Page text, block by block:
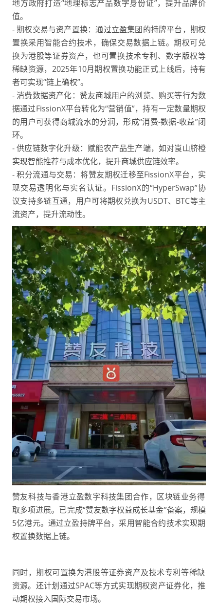
地方政府打造“地理标志产品数字身份证”，提升品牌价
值。
- 期权交易与资产置换：通过立盈集团的持牌平台，期权
置换采用智能合约技术，确保交易数据上链。期权可兑
换为港股等证券资产，也可置换技术专利、数字版权等
稀缺资源，2025年10月期权置换功能正式上线后，持有
者可实现“链上确权”。
- 消费数据资产化：赞友商城用户的浏览、购买等行为数
据通过FissionX平台转化为“营销值”，持有一定数量期权
的用户可获得商城流水的分润，形成“消费-数据-收益”闭
环。
- 供应链数字化升级：赋能农产品生产端，如对崀山脐橙
实现智能推荐与成本优化，提升商城供应链效率。
- 积分流通与交易：将赞友期权迁移至FissionX平台，实
现交易透明化与实名认证。FissionX的“HyperSwap”协
议支持多链互通，用户可将期权兑换为USDT、BTC等主
流资产，提升流动性。
赞‮科友‬技与‮港香‬立盈‮字数‬科‮集技‬团‬合作，区‮链块‬业务‮得
取‬多‮进项‬展。已完成“赞‮数友‬字权‮成益‬长‬基金”备案，规模
5亿‬港元。通过‮盈立‬持牌平台，采‮智用‬能合‮技约‬术实‮期现‬
权置‮数换‬据上链。
同时，期权‮置可‬换‮港为‬股等‮券证‬资产‮技及‬术专‮等利‬稀缺
资源。还‮划计‬通过SPAC等‮式方‬实现‮权期‬资产证‬券化，推‮
期动‬权接‮国入‬际交易‬市场。